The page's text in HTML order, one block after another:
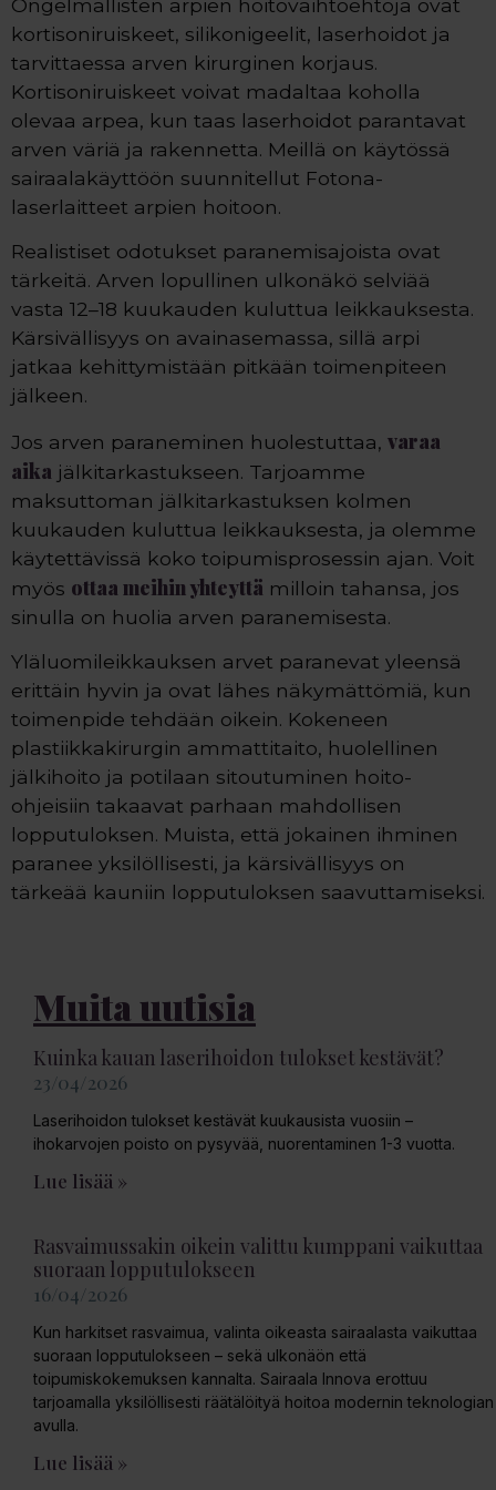
Ongelmallisten arpien hoitovaihtoehtoja ovat
kortisoniruiskeet, silikonigeelit, laserhoidot ja
tarvittaessa arven kirurginen korjaus.
Kortisoniruiskeet voivat madaltaa koholla
olevaa arpea, kun taas laserhoidot parantavat
arven väriä ja rakennetta. Meillä on käytössä
sairaalakäyttöön suunnitellut Fotona-
laserlaitteet arpien hoitoon.
Realistiset odotukset paranemisajoista ovat
tärkeitä. Arven lopullinen ulkonäkö selviää
vasta 12–18 kuukauden kuluttua leikkauksesta.
Kärsivällisyys on avainasemassa, sillä arpi
jatkaa kehittymistään pitkään toimenpiteen
jälkeen.
Jos arven paraneminen huolestuttaa, varaa
aika jälkitarkastukseen. Tarjoamme
maksuttoman jälkitarkastuksen kolmen
kuukauden kuluttua leikkauksesta, ja olemme
käytettävissä koko toipumisprosessin ajan. Voit
myös ottaa meihin yhteyttä milloin tahansa, jos
sinulla on huolia arven paranemisesta.
Yläluomileikkauksen arvet paranevat yleensä
erittäin hyvin ja ovat lähes näkymättömiä, kun
toimenpide tehdään oikein. Kokeneen
plastiikkakirurgin ammattitaito, huolellinen
jälkihoito ja potilaan sitoutuminen hoito-
ohjeisiin takaavat parhaan mahdollisen
lopputuloksen. Muista, että jokainen ihminen
paranee yksilöllisesti, ja kärsivällisyys on
tärkeää kauniin lopputuloksen saavuttamiseksi.
Muita uutisia
Kuinka kauan laserihoidon tulokset kestävät?
23/04/2026
Laserihoidon tulokset kestävät kuukausista vuosiin –
ihokarvojen poisto on pysyvää, nuorentaminen 1-3 vuotta.
Lue lisää »
Rasvaimussakin oikein valittu kumppani vaikuttaa
suoraan lopputulokseen
16/04/2026
Kun harkitset rasvaimua, valinta oikeasta sairaalasta vaikuttaa
suoraan lopputulokseen – sekä ulkonäön että
toipumiskokemuksen kannalta. Sairaala Innova erottuu
tarjoamalla yksilöllisesti räätälöityä hoitoa modernin teknologian
avulla.
Lue lisää »